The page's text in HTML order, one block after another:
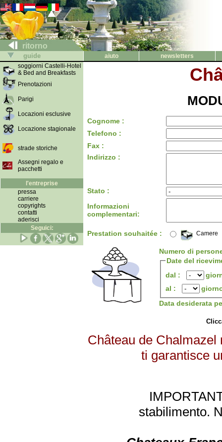
ritorno
guide aiuto
newsletters
soggiorni Castelli-Hotel
& Bed and Breakfasts
Prenotazioni
Parigi
Locazioni esclusive
Locazione stagionale
strade storiche
Assegni regalo e
pacchetti
l'entreprise
pressa
carriere
copyrights
contatti
aderisci
Seguici:
Cognome :
Telefono :
Fax :
Indirizzo :
Stato :
Informazioni
complementari:
Prestation souhaitée : Camere
Numero di
Date del
dal :
al :
Data desiderata
Château de
ti garantisce
stabilimento.